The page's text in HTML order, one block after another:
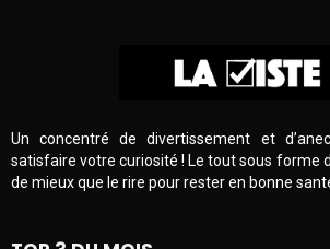
Un concentré de divertissement et
satisfaire votre curiosité ! Le tout sous forme
de mieux que le rire pour rester en bonne